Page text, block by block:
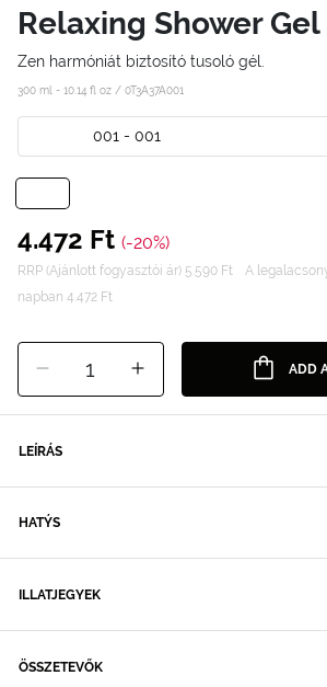
Relaxing Shower
Zen harmóniát biztosító tusoló gél.
300 ml - 10.14 fl oz / 0T3A37A001
001 - 001
4.472 Ft (-20%)
RRP (Ajánlott fogyasztói ár) 5.590 Ft
A
napban 4.472 Ft
1 ADD
LEÍRÁS
HATÝS
ILLATJEGYEK
ÖSSZETEVŐK